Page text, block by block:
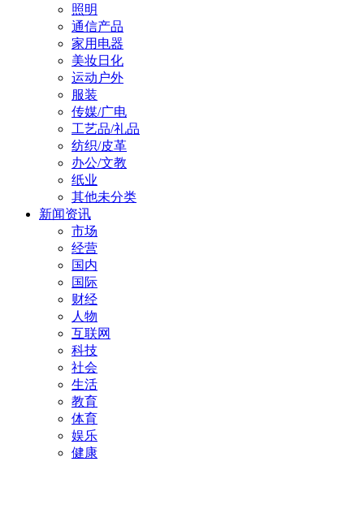
照明
通信产品
家用电器
美妆日化
运动户外
服装
传媒/广电
工艺品/礼品
纺织/皮革
办公/文教
纸业
其他未分类
新闻资讯
市场
经营
国内
国际
财经
人物
互联网
科技
社会
生活
教育
体育
娱乐
健康